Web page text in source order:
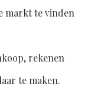
markt te vinden
rekenen
te maken.